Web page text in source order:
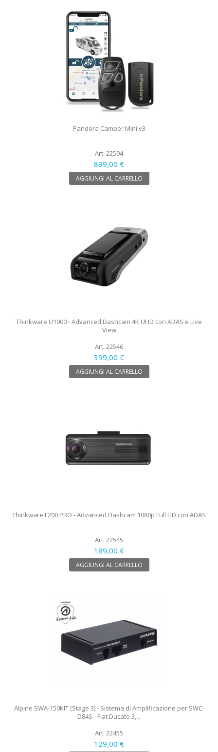
Pandora Camper Mini v3
Art. 22594
899,00 €
AGGIUNGI AL CARRELLO
Thinkware U1000 - Advanced Dashcam 4K UHD con ADAS e Live
View
Art. 22546
399,00 €
AGGIUNGI AL CARRELLO
Thinkware F200 PRO - Advanced Dashcam 1080p Full HD con ADAS
Art. 22545
189,00 €
AGGIUNGI AL CARRELLO
Alpine SWA-150KIT (Stage 3) - Sistema di Amplificazione per SWC-
D84S - Fiat Ducato 3,...
Art. 22455
129,00 €